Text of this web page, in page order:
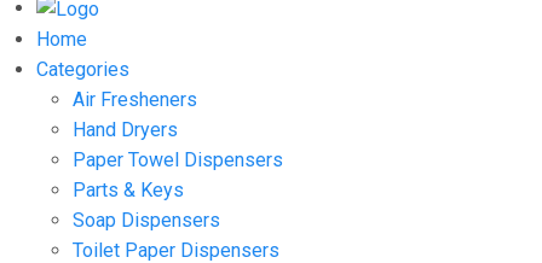
Home
Categories
Air Fresheners
Hand Dryers
Paper Towel Dispensers
Parts & Keys
Soap Dispensers
Toilet Paper Dispensers